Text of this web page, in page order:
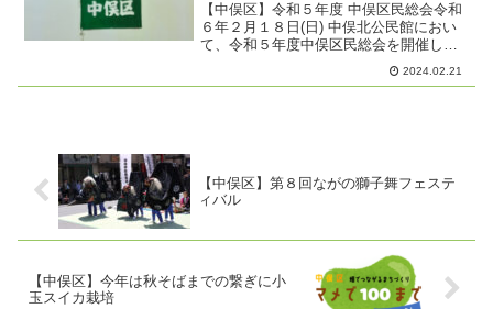
【中俣区】令和５年度 中俣区民総会令和
６年２月１８日(日) 中俣北公民館におい
て、令和５年度中俣区民総会を開催しま
した。参加者は、区民総数９６７(世帯)
中、出席者が４７名 、 委任状提出者が５
2024.02.21
【中俣区】第８回ながの獅子舞フェステ
ィバル
【中俣区】今年は秋そばまでの繋ぎに小
玉スイカ栽培